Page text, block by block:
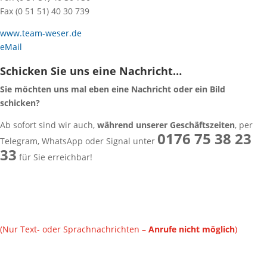
Fax (0 51 51) 40 30 739
www.team-weser.de
eMail
Schicken Sie uns eine Nachricht…
Sie möchten uns mal eben eine Nachricht oder ein Bild
schicken?
Ab sofort sind wir auch, während unserer Geschäftszeiten, per
Telegram, WhatsApp oder Signal unter 0176 75 38 23
33 für Sie erreichbar!
(Nur Text- oder Sprachnachrichten – Anrufe nicht möglich)